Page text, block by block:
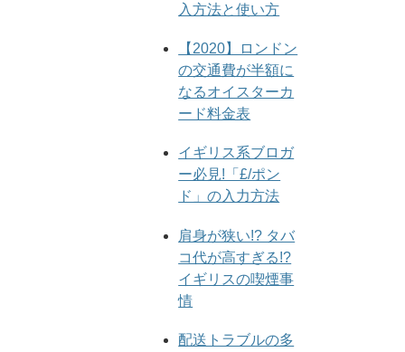
入方法と使い方
【2020】ロンドン
の交通費が半額に
なるオイスターカ
ード料金表
イギリス系ブロガ
ー必見!「£/ポン
ド」の入力方法
肩身が狭い!? タバ
コ代が高すぎる!?
イギリスの喫煙事
情
配送トラブルの多